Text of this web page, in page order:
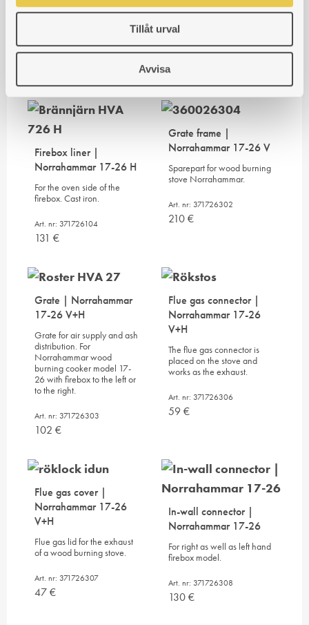
Tillåt urval
Avvisa
For the oven side of the
Art. nr: 371726102
side of the firebox. For wood
on the right side of the oven.
Art. nr: 371726103
131
Firebox liner |
Norrahammar 17-26 H
For the oven side of the
firebox. Cast iron.
Art. nr: 371726104
131 €
Grate frame |
Norrahammar 17-26 V
Sparepart for wood burning
stove Norrahammar.
Art. nr: 371726302
210€
Grate | Norrahammar
17-26 V+H
Grate for air supply and ash
distribution. For
Norrahammar wood
burning cooker model 17-
26 with firebox to the left or
to the right.
Art. nr: 371726303
102 €
Flue gas connector |
Norrahammar 17-26
V+H
The flue gas connector is
placed on the stove and
works as the exhaust.
Art. nr: 371726306
59€
Flue gas cover |
Norrahammar 17-26
V+H
Flue gas lid for the exhaust
of a wood burning stove.
Art. nr: 371726307
47€
In-wall connector |
Norrahammar 17-26
For right as well as left hand
firebox model.
Art. nr: 371726308
130€